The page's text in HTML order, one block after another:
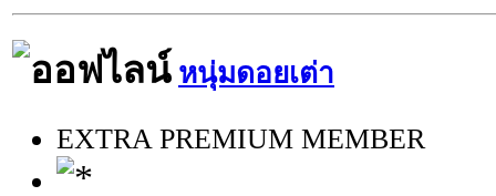
หนุ่มดอยเต่า
EXTRA PREMIUM MEMBER